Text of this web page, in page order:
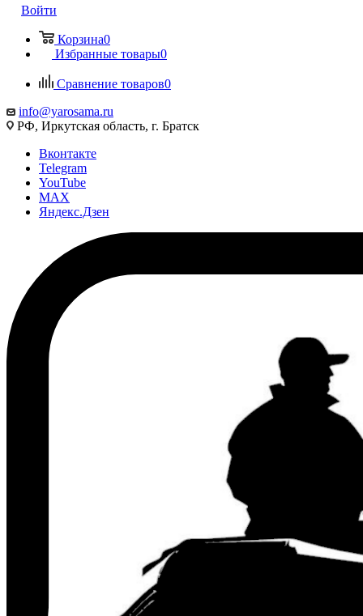
Войти
Корзина0
Избранные товары0
Сравнение товаров0
info@yarosama.ru
РФ, Иркутская область, г. Братск
Вконтакте
Telegram
YouTube
MAX
Яндекс.Дзен